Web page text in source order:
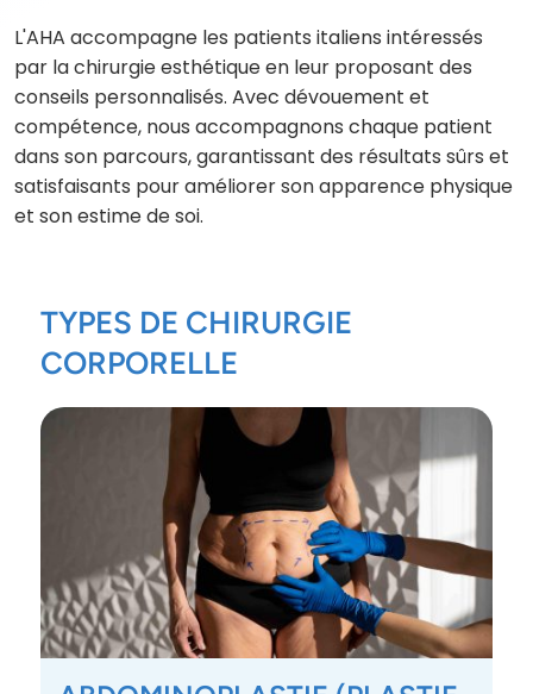
L'AHA accompagne les patients italiens intéressés
par la chirurgie esthétique en leur proposant des
conseils personnalisés. Avec dévouement et
compétence, nous accompagnons chaque patient
dans son parcours, garantissant des résultats sûrs et
satisfaisants pour améliorer son apparence physique
et son estime de soi.
TYPES DE CHIRURGIE
CORPORELLE